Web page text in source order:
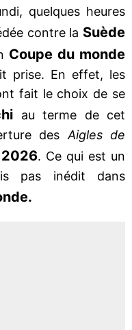
quelques heures
contre la Suède
Coupe du monde
prise. En effet, les
fait le choix de se
au terme de cet
des Aigles de
. Ce qui est un
pas inédit dans